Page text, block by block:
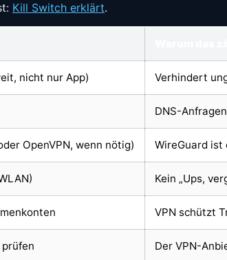
Kill Switch erklärt.
nicht nur App) Verhindert
DNS-
OpenVPN, wenn nötig) WireGuard ist
Kein „Ups,
VPN schützt
prüfen Der VPN-